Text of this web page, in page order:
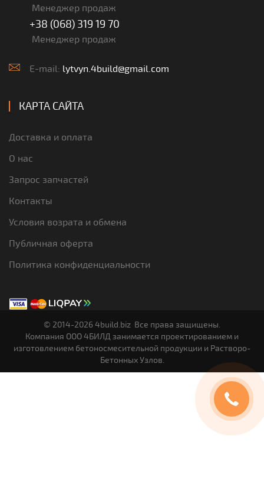
Менеджер продаж
+38 (068) 319 19 70
Менеджер продаж
E-mail: lytvyn.4build@gmail.com
КАРТА САЙТА
Доставка и оплата
О нас
Запрос запчастей
Контакты
Условия возрата и обмена
Публичная оферта
Политика конфиденциальности
© 2014-2026 4build.biz Все права защищены.
Компания OOO 4БИЛД занимается проектированием и
изготовлением бетоносмесительной продукции и Растворо-
Бетонных Узлов.